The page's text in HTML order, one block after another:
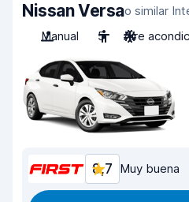
Nissan Versao similar
Manual
5 Aire
8,7 Muy buena